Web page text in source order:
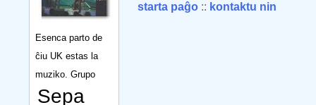
Esenca parto de
ĉiu UK estas la
muziko. Grupo
Sepa
starta paĝo :: kontaktu nin